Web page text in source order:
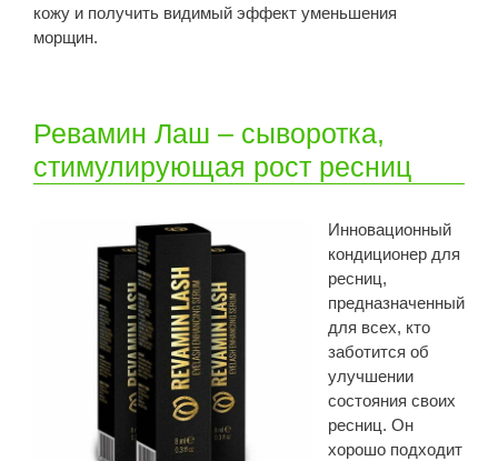
кожу и получить видимый эффект уменьшения
морщин.
Ревамин Лаш – сыворотка,
стимулирующая рост ресниц
Инновационный
кондиционер для
ресниц,
предназначенный
для всех, кто
заботится об
улучшении
состояния своих
ресниц. Он
хорошо подходит